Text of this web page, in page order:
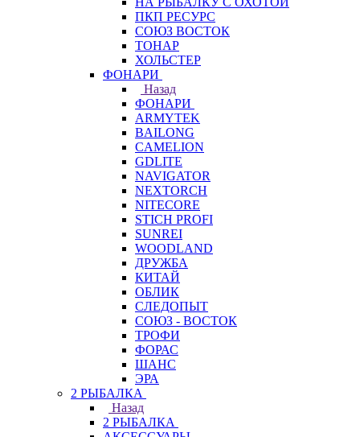
ПКП РЕСУРС
СОЮЗ ВОСТОК
ТОНАР
ХОЛЬСТЕР
ФОНАРИ
Назад
ФОНАРИ
ARMYTEK
BAILONG
CAMELION
GDLITE
NAVIGATOR
NEXTORCH
NITECORE
STICH PROFI
SUNREI
WOODLAND
ДРУЖБА
КИТАЙ
ОБЛИК
СЛЕДОПЫТ
СОЮЗ - ВОСТОК
ТРОФИ
ФОРАС
ШАНС
ЭРА
2 РЫБАЛКА
Назад
2 РЫБАЛКА